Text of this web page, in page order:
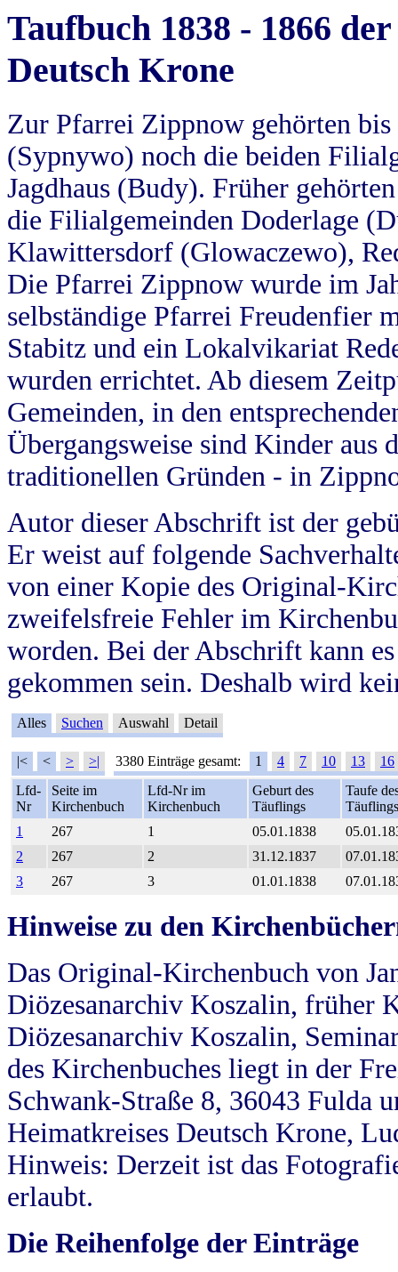
Taufbuch 1838 - 1866
Deutsch Krone
Zur Pfarrei Zippnow gehörten
(Sypnywo) noch die beiden
Jagdhaus (Budy). Früher
die Filialgemeinden Doderlage
Klawittersdorf (Glowaczewo),
Die Pfarrei Zippnow wurde im
selbständige Pfarrei Freudenfier
Stabitz und ein Lokalvikariat
wurden errichtet. Ab diesem
Gemeinden, in den
Übergangsweise sind Kinder aus
traditionellen Gründen - in
Autor dieser Abschrift ist der
Er weist auf folgende
von einer Kopie des Original-
zweifelsfreie Fehler im
worden. Bei der Abschrift kann
gekommen sein. Deshalb wird
Alles Suchen Auswahl Detail
|< < > >| 3380 Einträge gesamt: 1 4 7 10 13
16
Lfd-
Nr
Seite im
Kirchenbuch
Lfd-Nr im
Kirchenbuch
Geburt des
Täuflings
Taufe
Täuflings
1
267 1 05.01.1838
2
267 2 31.12.1837
3
267 3 01.01.1838
Hinweise zu den
Das Original-Kirchenbuch von
Diözesanarchiv Koszalin, früher
Diözesanarchiv Koszalin,
des Kirchenbuches liegt in der
Schwank-Straße 8, 36043 Fulda
Heimatkreises Deutsch Krone,
Hinweis: Derzeit ist das
erlaubt.
Die Reihenfolge der Einträge